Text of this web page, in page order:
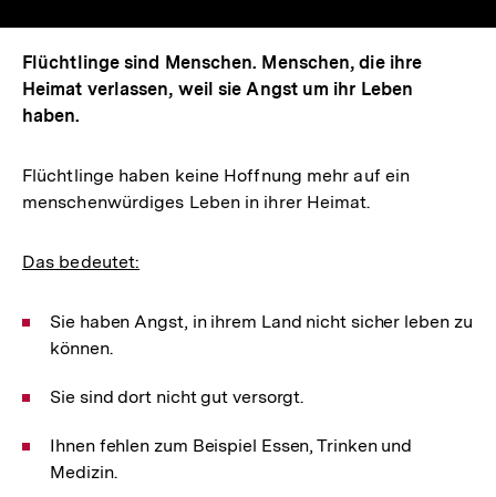
Flüchtlinge sind Menschen. Menschen, die ihre
Heimat verlassen, weil sie Angst um ihr Leben
haben.
Flüchtlinge haben keine Hoffnung mehr auf ein
menschenwürdiges Leben in ihrer Heimat.
Das bedeutet:
Sie haben Angst, in ihrem Land nicht sicher leben zu
können.
Sie sind dort nicht gut versorgt.
Ihnen fehlen zum Beispiel Essen, Trinken und
Medizin.